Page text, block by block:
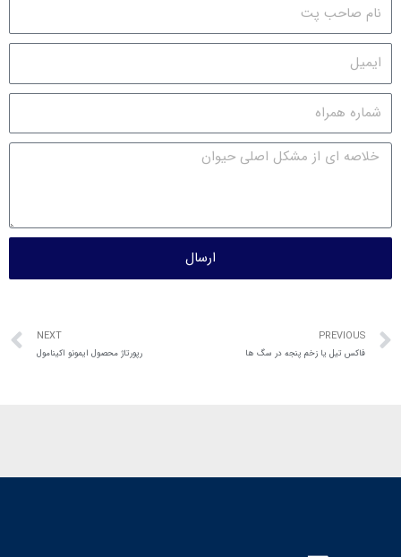
ارسال
PREVIOUS
فاکس تیل یا زخم پنجه در سگ ها
NEXT
رپورتاژ محصول ایمونو اکینامول